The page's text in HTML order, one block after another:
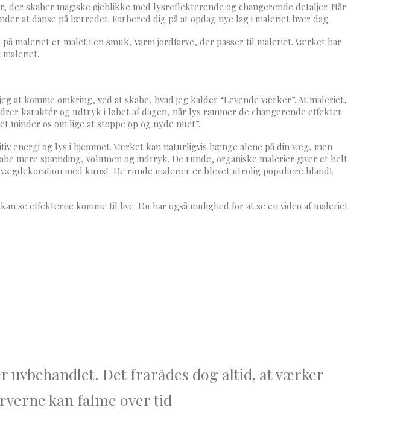
der skaber magiske øjeblikke med lysreflekterende og changerende detaljer. Når
at danse på lærredet. Forbered dig på at opdag nye lag i maleriet hver dag.
maleriet er malet i en smuk, varm jordfarve, der passer til maleriet. Værket har
komme omkring, ved at skabe, hvad jeg kalder “Levende værker”. At maleriet,
karaktér og udtryk i løbet af dagen, når lys rammer de changerende effekter
minder os om lige at stoppe op og nyde nuet”.
energi og lys i hjemmet. Værket kan naturligvis hænge alene på din væg, men
mere spænding, volumen og indtryk. De runde, organiske malerier giver et helt
med kunst. De runde malerier er blevet utrolig populære blandt
se effekterne komme til live. Du har også mulighed for at se en video af maleriet
uvbehandlet. Det frarådes dog altid, at værker
kan falme over tid